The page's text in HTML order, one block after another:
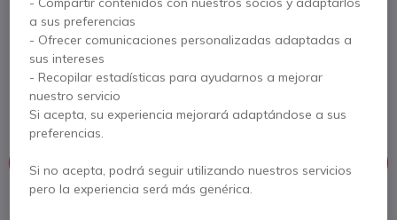
Ref. del producto: SEHZP52 // Ref. fabricante: 1000811
Par de almohadillas de recambio para los
auriculares EPOS SC1XX - ideales para una
máxima comodidad
5 de 1 Reseñas
Este producto está discontinuado
a sus preferencias
- Ofrecer comunicaciones personalizadas adaptadas a
sus intereses
- Recopilar estadísticas para ayudarnos a mejorar
nuestro servicio
Si acepta, su experiencia mejorará adaptándose a sus
preferencias.
Si no acepta, podrá seguir utilizando nuestros servicios
pero la experiencia será más genérica.